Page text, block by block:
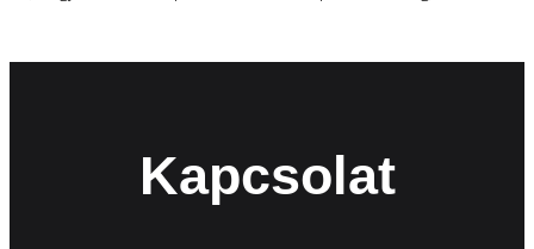
Kapcsolat